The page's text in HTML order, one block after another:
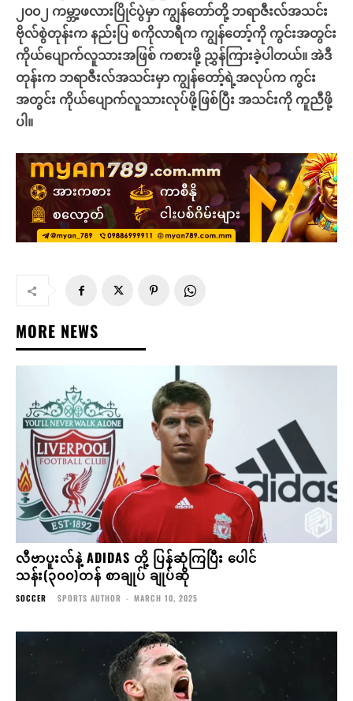
၂၀၀၂ ကမ္ဘာ့ဖလားပြိုင်ပွဲမှာ ကျွန်တော်တို့ ဘရာဇီးလ်အသင်း
ဗိုလ်စွဲတုန်းက နည်းပြ စကိုလာရီက ကျွန်တော့်ကို ကွင်းအတွင်း
ကိုယ်ပျောက်လူသားအဖြစ် ကစားဖို့ ညွှန်ကြားခဲ့ပါတယ်။ အဲဒီ
တုန်းက ဘရာဇီးလ်အသင်းမှာ ကျွန်တော့်ရဲ့အလုပ်က ကွင်း
အတွင်း ကိုယ်ပျောက်လူသားလုပ်ဖို့ဖြစ်ပြီး အသင်းကို ကူညီဖို့
ပါ။
MORE NEWS
လီဗာပူးလ်နဲ့ ADIDAS တို့ ပြန်ဆုံကြပြီး ပေါင်
သန်း(၃၀၀)တန် စာချုပ် ချုပ်ဆို
SOCCER SPORTS AUTHOR - MARCH 10, 2025